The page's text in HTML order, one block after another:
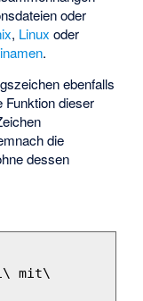
oder
, Linux oder
.
ebenfalls
Funktion dieser
die
dessen
mit\